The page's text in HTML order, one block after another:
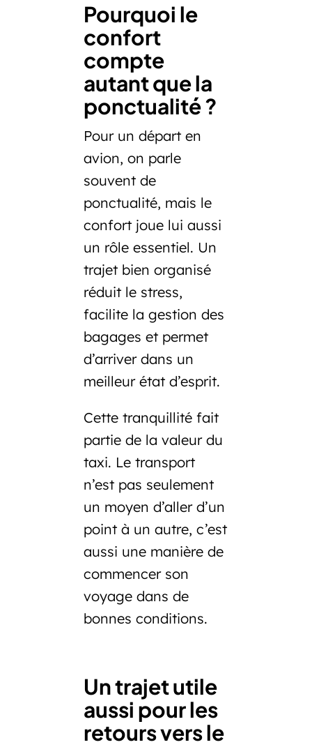
Pourquoi le
confort
compte
autant que la
ponctualité ?
Pour un départ en
avion, on parle
souvent de
ponctualité, mais le
confort joue lui aussi
un rôle essentiel. Un
trajet bien organisé
réduit le stress,
facilite la gestion des
bagages et permet
d’arriver dans un
meilleur état d’esprit.
Cette tranquillité fait
partie de la valeur du
taxi. Le transport
n’est pas seulement
un moyen d’aller d’un
point à un autre, c’est
aussi une manière de
commencer son
voyage dans de
bonnes conditions.
Un trajet utile
aussi pour les
retours vers le